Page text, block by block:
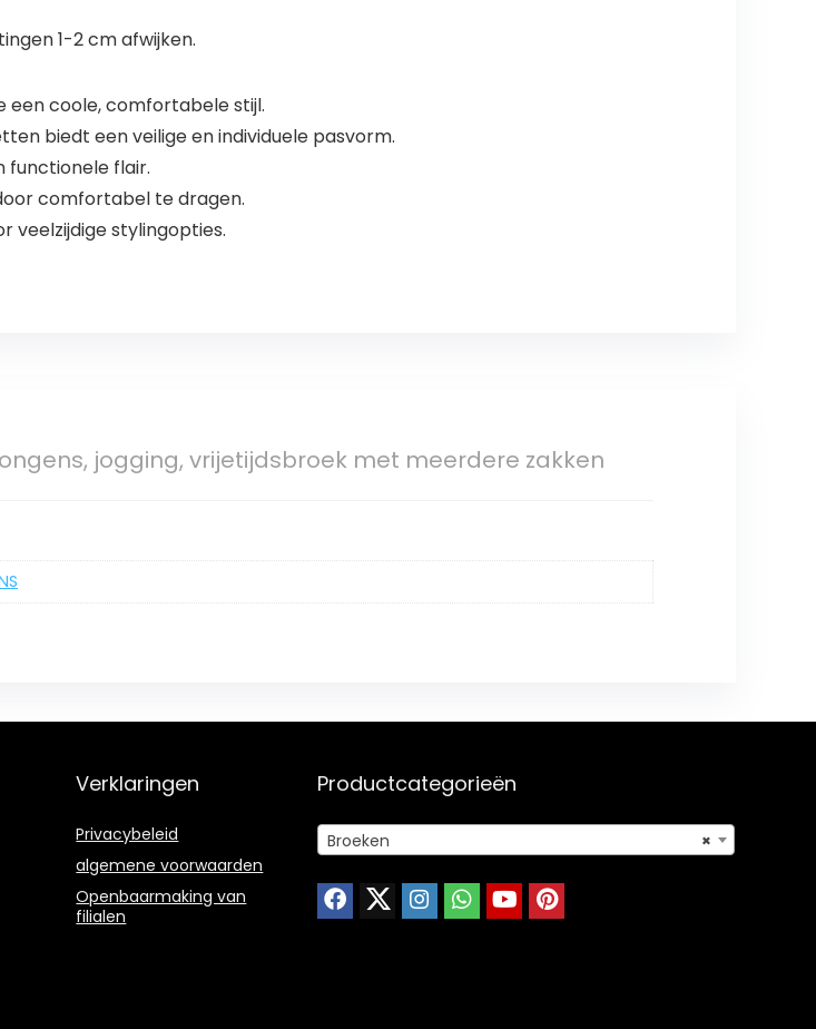
1-2 cm afwijken.
een coole, comfortabele stijl.
biedt een veilige en individuele pasvorm.
functionele flair.
comfortabel te dragen.
veelzijdige stylingopties.
jogging, vrijetijdsbroek met meerdere zakken
Verklaringen
Privacybeleid
algemene voorwaarden
Openbaarmaking van
filialen
Productcategorieën
×
Broeken